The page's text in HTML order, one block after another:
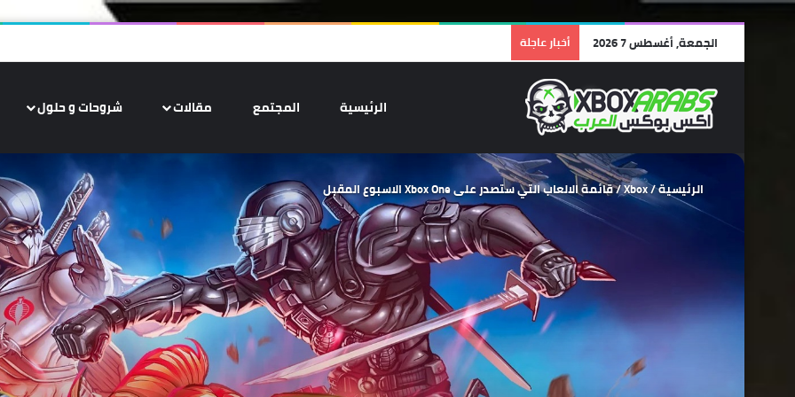
الجمعة, أغسطس 7 2026 أخبار عاجلة
الرئيسية المجتمع مقالات شروحات و حلول
الرئيسية/
Xbox
/قائمة الالعاب التي ستصدر على Xbox One الاسبوع المقبل